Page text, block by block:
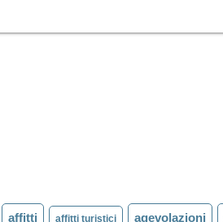
affitti affitti turistici agevolazioni